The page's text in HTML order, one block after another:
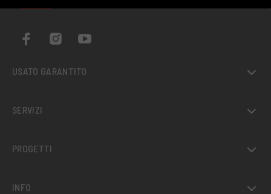
USATO GARANTITO
SERVIZI
PROGETTI
INFO